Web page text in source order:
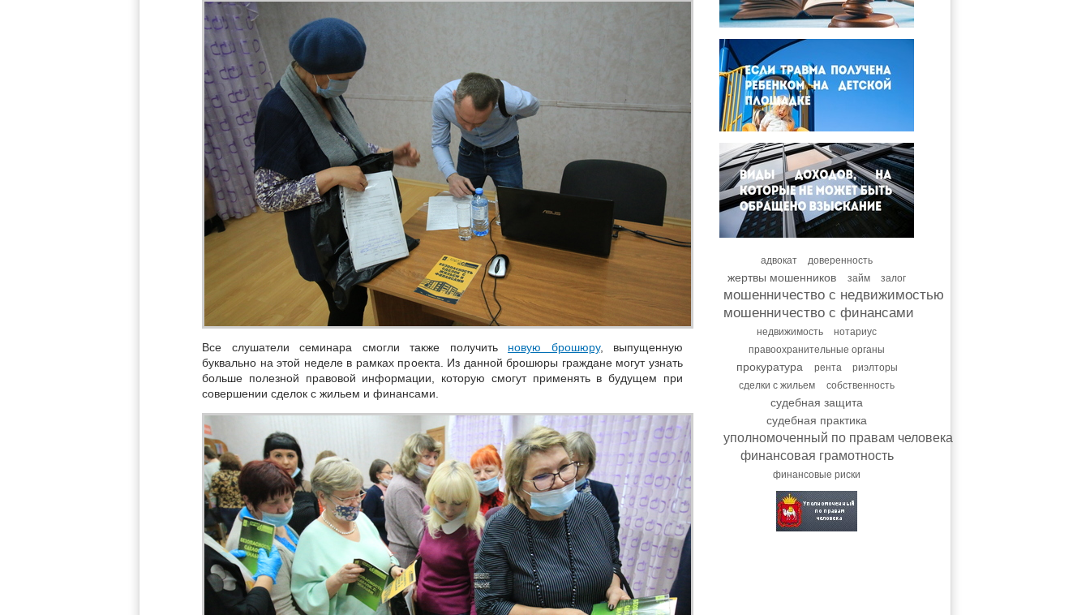
Все слушатели семинара смогли также получить новую брошюру, выпущенную
буквально на этой неделе в рамках проекта. Из данной брошюры граждане могут узнать
больше полезной правовой информации, которую смогут применять в будущем при
совершении сделок с жильем и финансами.
адвокат доверенность
жертвы мошенников займ залог
мошенничество с недвижимостью
мошенничество с финансами
недвижимость
нотариус
правоохранительные органы
прокуратура рента
риэлторы
сделки с жильем
собственность
судебная защита
судебная практика
уполномоченный по правам человека
финансовая грамотность
финансовые риски